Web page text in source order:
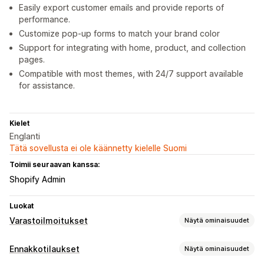
Easily export customer emails and provide reports of
performance.
Customize pop-up forms to match your brand color
Support for integrating with home, product, and collection
pages.
Compatible with most themes, with 24/7 support available
for assistance.
Kielet
Englanti
Tätä sovellusta ei ole käännetty kielelle Suomi
Toimii seuraavan kanssa:
Shopify Admin
Luokat
Varastoilmoitukset Näytä ominaisuudet
Ilmoitukset
Ennakkotilaukset Näytä ominaisuudet